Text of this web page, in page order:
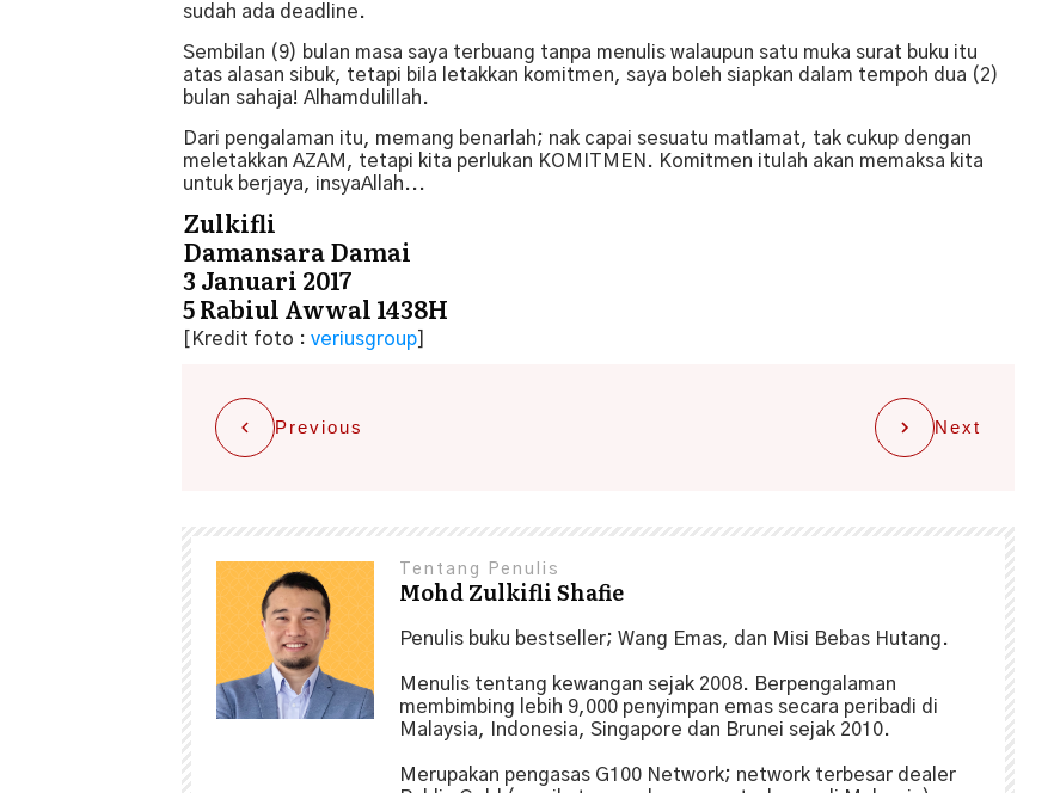
sudah ada deadline.
Sembilan (9) bulan masa saya terbuang tanpa menulis walaupun satu muka surat buku itu
atas alasan sibuk, tetapi bila letakkan komitmen, saya boleh siapkan dalam tempoh dua (2)
bulan sahaja! Alhamdulillah.
Dari pengalaman itu, memang benarlah; nak capai sesuatu matlamat, tak cukup dengan
meletakkan AZAM, tetapi kita perlukan KOMITMEN. Komitmen itulah akan memaksa kita
untuk berjaya, insyaAllah...
Zulkifli
Damansara Damai
3 Januari 2017
5 Rabiul Awwal 1438H
[Kredit foto : veriusgroup
Previous Next
Tentang Penulis
Mohd Zulkifli Shafie
Penulis buku bestseller; Wang Emas, dan Misi Bebas Hutang.
Menulis tentang kewangan sejak 2008. Berpengalaman
membimbing lebih 9,000 penyimpan emas secara peribadi di
Malaysia, Indonesia, Singapore dan Brunei sejak 2010.
Merupakan pengasas G100 Network; network terbesar dealer